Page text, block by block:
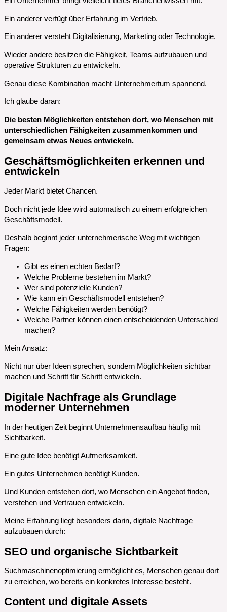
Ein anderer verfügt über Erfahrung im Vertrieb.
Ein anderer versteht Digitalisierung, Marketing oder Technologie.
Wieder andere besitzen die Fähigkeit, Teams aufzubauen und
operative Strukturen zu entwickeln.
Genau diese Kombination macht Unternehmertum spannend.
Ich glaube daran:
Die besten Möglichkeiten entstehen dort, wo Menschen mit
unterschiedlichen Fähigkeiten zusammenkommen und
gemeinsam etwas Neues entwickeln.
Geschäftsmöglichkeiten erkennen und
entwickeln
Jeder Markt bietet Chancen.
Doch nicht jede Idee wird automatisch zu einem erfolgreichen
Geschäftsmodell.
Deshalb beginnt jeder unternehmerische Weg mit wichtigen
Fragen:
Gibt es einen echten Bedarf?
Welche Probleme bestehen im Markt?
Wer sind potenzielle Kunden?
Wie kann ein Geschäftsmodell entstehen?
Welche Fähigkeiten werden benötigt?
Welche Partner können einen entscheidenden Unterschied
machen?
Mein Ansatz:
Nicht nur über Ideen sprechen, sondern Möglichkeiten sichtbar
machen und Schritt für Schritt entwickeln.
Digitale Nachfrage als Grundlage
moderner Unternehmen
In der heutigen Zeit beginnt Unternehmensaufbau häufig mit
Sichtbarkeit.
Eine gute Idee benötigt Aufmerksamkeit.
Ein gutes Unternehmen benötigt Kunden.
Und Kunden entstehen dort, wo Menschen ein Angebot finden,
verstehen und Vertrauen entwickeln.
Meine Erfahrung liegt besonders darin, digitale Nachfrage
aufzubauen durch:
SEO und organische Sichtbarkeit
Suchmaschinenoptimierung ermöglicht es, Menschen genau dort
zu erreichen, wo bereits ein konkretes Interesse besteht.
Content und digitale Assets